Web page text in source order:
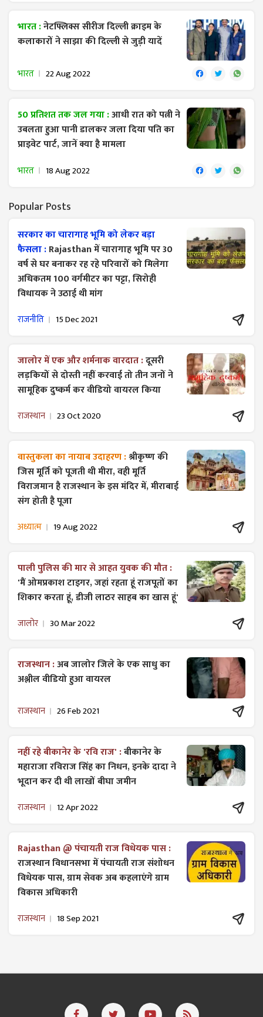
भारत :नेटफ्लिक्स सीरीज दिल्ली क्राइम के
कलाकारों ने साझा की दिल्ली से जुड़ी यादें
भारत 22 Aug 2022
50 प्रतिशत तक जल गया :आधी रात को पत्नी ने
उबलता हुआ पानी डालकर जला दिया पति का
प्राइवेट पार्ट, जानें क्या है मामला
भारत 18 Aug 2022
Popular Posts
सरकार का चारागाह भूमि को लेकर बड़ा
फैसला :Rajasthan में चारागाह भूमि पर 30
वर्ष से घर बनाकर रह रहे परिवारों को मिलेगा
अधिकतम 100 वर्गमीटर का पट्टा, सिरोही
विधायक ने उठाई थी मांग
राजनीति 15 Dec 2021
जालोर में एक और शर्मनाक वारदात :दूसरी
लड़कियों से दोस्ती नहीं करवाई तो तीन जनों ने
सामूहिक दुष्कर्म कर वीडियो वायरल किया
राजस्थान 23 Oct 2020
वास्तुकला का नायाब उदाहरण :श्रीकृष्ण की
जिस मूर्ति को पूजती थी मीरा, वही मूर्ति
विराजमान है राजस्थान के इस मंदिर में, मीराबाई
संग होती है पूजा
अध्यात्म 19 Aug 2022
पाली पुलिस की मार से आहत युवक की मौत :
'मैं ओमप्रकाश टाइगर, जहां रहता हूं राजपूतों का
शिकार करता हूं, डीजी लाठर साहब का खास हूं'
जालोर 30 Mar 2022
राजस्थान :अब जालोर जिले के एक साधु का
अश्लील वीडियो हुआ वायरल
राजस्थान 26 Feb 2021
नहीं रहे बीकानेर के 'रवि राज' :बीकानेर के
महाराजा रविराज सिंह का निधन, इनके दादा ने
भूदान कर दी थी लाखों बीघा जमीन
राजस्थान 12 Apr 2022
Rajasthan @ पंचायती राज विधेयक पास :
राजस्थान विधानसभा में पंचायती राज ​संशोधन
विधेयक पास, ग्राम सेवक अब कहलाएंगे ग्राम
विकास अधिकारी
राजस्थान 18 Sep 2021